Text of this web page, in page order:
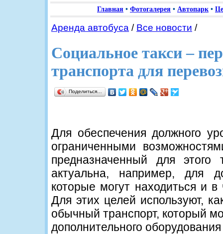
Главная • Фотогалерея • Автопарк •
Аренда автобуса / Все новости /
Социальное такси –
транспорта для
Поделиться…
Для обеспечения должного
ограниченными
предназначенный для этого
актуальна, например, для
которые могут находиться и
Для этих целей используют,
обычный транспорт, который
дополнительного